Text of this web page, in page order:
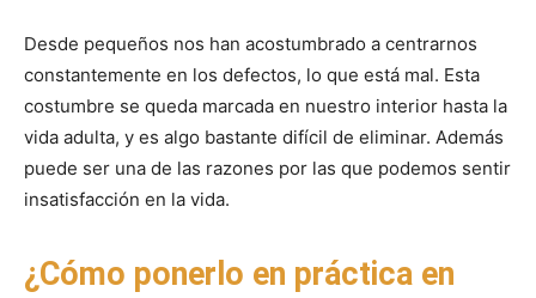
Desde pequeños nos han acostumbrado a centrarnos
constantemente en los defectos, lo que está mal. Esta
costumbre se queda marcada en nuestro interior hasta la
vida adulta, y es algo bastante difícil de eliminar. Además
puede ser una de las razones por las que podemos sentir
insatisfacción en la vida.
¿Cómo ponerlo en práctica en